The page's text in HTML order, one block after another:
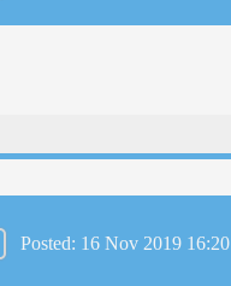
Posted: 16 Nov 2019 16:20